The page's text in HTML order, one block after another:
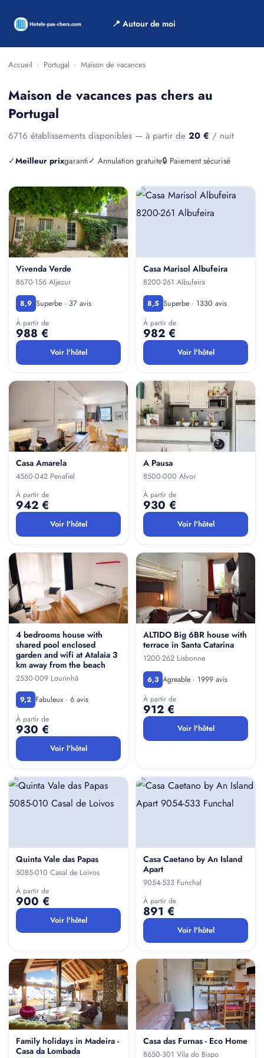
📍 Autour de moi
Accueil › Portugal › Maison de vacances
Maison de vacances pas chers au
Portugal
6716 établissements disponibles — à partir de 20 € / nuit
✓Meilleur prixgaranti✓ Annulation gratuite🔒 Paiement sécurisé
Vivenda Verde
8670-156 Aljezur
8,9 Superbe · 37 avis
À partir de
988 €
Voir l'hôtel
Casa Marisol Albufeira
8200-261 Albufeira
8,5 Superbe · 1330 avis
À partir de
982 €
Voir l'hôtel
Casa Amarela
4560-042 Penafiel
À partir de
942 €
Voir l'hôtel
A Pausa
8500-000 Alvor
À partir de
930 €
Voir l'hôtel
4 bedrooms house with
shared pool enclosed
garden and wifi at Atalaia 3
km away from the beach
2530-009 Lourinhã
9,2 Fabuleux · 6 avis
À partir de
930 €
Voir l'hôtel
ALTIDO Big 6BR house with
terrace in Santa Catarina
1200-262 Lisbonne
6,3 Agreable · 1999 avis
À partir de
912 €
Voir l'hôtel
Quinta Vale das Papas
5085-010 Casal de Loivos
À partir de
900 €
Voir l'hôtel
Casa Caetano by An Island
Apart
9054-533 Funchal
À partir de
891 €
Voir l'hôtel
Family holidays in Madeira -
Casa da Lombada
Casa das Furnas - Eco Home
8650-301 Vila do Bispo